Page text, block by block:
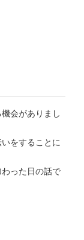
会がありまし
をすることに
った日の話で